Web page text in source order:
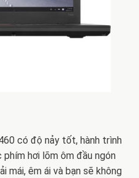
có độ nảy tốt, hành trình
phím hơi lõm ôm đầu ngón
mái, êm ái và bạn sẽ không